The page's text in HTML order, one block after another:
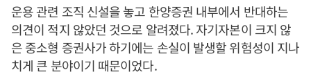
운용 관련 조직 신설을 놓고 한양증권 내부에서 반대하는
의견이 적지 않았던 것으로 알려졌다. 자기자본이 크지 않
은 중소형 증권사가 하기에는 손실이 발생할 위험성이 지나
치게 큰 분야이기 때문이었다.